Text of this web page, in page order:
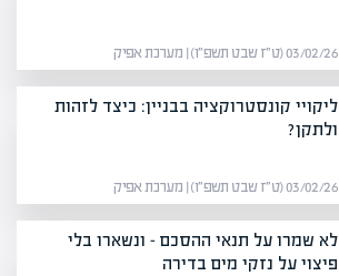
03/02/26 (ט״ז שבט תשפ״ו) | מערכת אפיק
ליקויי קונסטרוקציה בבניין: כיצד לזהות
ולתקן?
03/02/26 (ט״ז שבט תשפ״ו) | מערכת אפיק
לא שמרו על תנאי ההסכם – ונשארו בלי
פיצוי על נזקי מים בדירה